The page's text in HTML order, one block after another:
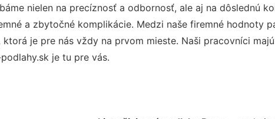
nielen na precíznosť a odbornosť, ale aj na dôslednú
a zbytočné komplikácie. Medzi naše firemné hodnoty
je pre nás vždy na prvom mieste. Naši pracovníci
je tu pre vás.